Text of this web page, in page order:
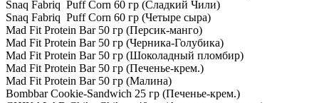
Snaq Fabriq Puff Corn 60 гр (Сладкий Чили)
Snaq Fabriq Puff Corn 60 гр (Четыре сыра)
Mad Fit Protein Bar 50 гр (Персик-манго)
Mad Fit Protein Bar 50 гр (Черника-Голубика)
Mad Fit Protein Bar 50 гр (Шоколадный пломбир)
Mad Fit Protein Bar 50 гр (Печенье-крем.)
Mad Fit Protein Bar 50 гр (Малина)
Bombbar Cookie-Sandwich 25 гр (Печенье-крем.)